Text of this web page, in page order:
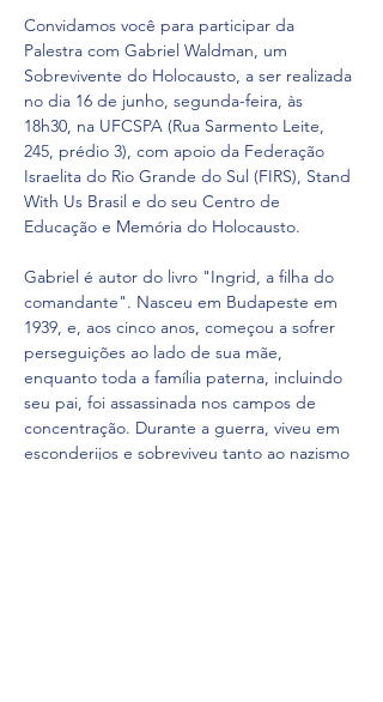
Convidamos você para participar da
Palestra com Gabriel Waldman, um
Sobrevivente do Holocausto, a ser realizada
no dia 16 de junho, segunda-feira, às
18h30, na UFCSPA (Rua Sarmento Leite,
245, prédio 3), com apoio da Federação
Israelita do Rio Grande do Sul (FIRS), Stand
With Us Brasil e do seu Centro de
Educação e Memória do Holocausto.
Gabriel é autor do livro "Ingrid, a filha do
comandante". Nasceu em Budapeste em
1939, e, aos cinco anos, começou a sofrer
perseguições ao lado de sua mãe,
enquanto toda a família paterna, incluindo
seu pai, foi assassinada nos campos de
concentração. Durante a guerra, viveu em
esconderijos e sobreviveu tanto ao nazismo